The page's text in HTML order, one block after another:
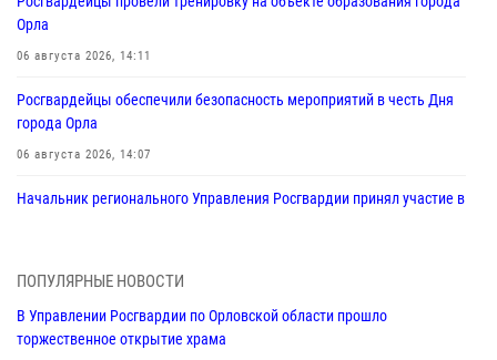
Орла
06 августа 2026, 14:11
Росгвардейцы обеспечили безопасность мероприятий в честь Дня
города Орла
06 августа 2026, 14:07
Начальник регионального Управления Росгвардии принял участие в
первое полугодие
05 августа 2026, 13:12
ПОПУЛЯРНЫЕ НОВОСТИ
В Управлении Росгвардии по Орловской области прошло
торжественное открытие храма